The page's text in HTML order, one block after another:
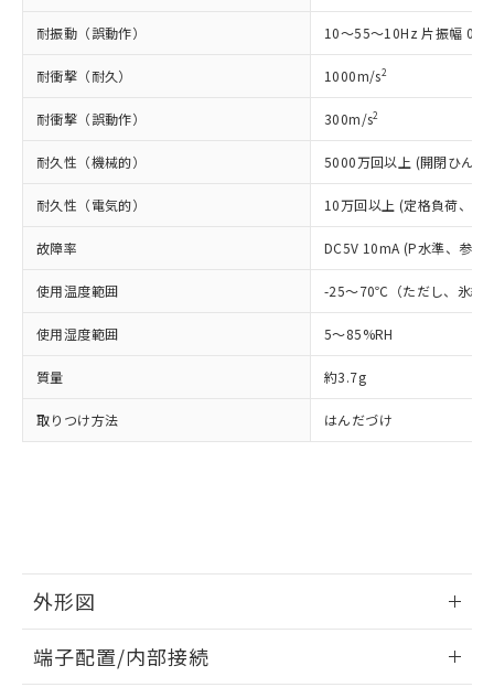
耐振動（誤動作） 10～55～10Hz 片振幅
耐衝撃（耐久） 1000m/s2
耐衝撃（誤動作） 300m/s2
耐久性（機械的） 5000万回以上 (開閉ひん
耐久性（電気的） 10万回以上 (定格負荷、
故障率 DC5V 10mA (P水準、参
使用温度範囲 -25～70℃（ただし、氷結
使用湿度範囲 5～85%RH
質量 約3.7g
取りつけ方法 はんだづけ
外形図
外形図
端子配置/内部接続
準価格とは異なる場合があることをご
了承ください。
正式な納期状況および標準価格はお客
様のお取引先、またはお客様担当のオ
ムロン制御機器販売店・当社販売員に
ご相談ください。
オムロン制御機器販売店や当社販売拠
点は「
」をご確認
ください。
在庫状況および標準価格結果を当社の
事前の承諾なく第三者に漏洩または開
示しないようお願いします。
マイパーツ機能（部品リスト作成サー
ビス）をご利用いただくには、I-Web
メンバーズにご登録されている必要が
お客様が当ウェブサイト上で当社にご
登録された部品リストについて、当社
および当社の共同利用者が、当社の製
品・サービスに関するお客様との取
類(PBB) 1000ppm以下、ポリ臭化ジフェニルエーテル類
(PBDE) 1000ppm以下、フタル酸ビス(2-エチルヘキシ
ル) (DEHP)(別名：DOP) 1000ppm以下、フタル酸ブチ
ルベンジル（BBP） 1000ppm以下、フタル酸ジブチル
（DBP） 1000ppm以下、フタル酸ジイソブチル
但し、RoHS指令で産業用監視および制御機器に対する
図的な使用がないことを確認しています。
部品在庫の切り替え状況などにより、予定
月が前後することがあります。
※3 非含有証明書ダウンロード
下記の非含有証明書をダウンロードするこ
るもので、過去に遡って非含有を証明する
ものではありません。
また、RoHS指令のフタル酸エステル類４
物質の対応では、対応完了までの期間は出
荷製品に未対応品が混在することから備考
ニル類) : 1000ppm、 PBDEs(ポリ臭化ジフェニルエーテ
DBP(フタル酸ジブチル) : 1000ppm、 DIBP(フタル酸ジ
イソブチル) : 1000ppm、 BBP(フタル酸ブチルベンジ
DEHP(フタル酸ビス(2-エチルヘキシル)) : 1000ppm
「ｅ」：有害物質（10物質）のすべてが基
準値以下であることを示します。
「10」：通常の使用状況下において有害物
質が外部に漏えいし、環境に深刻な影響を
及ぼさない年数を意味します。
「－」：未確認です。当社販売部門へお問
とります。
当社は規制貨物を破棄する場合は、完
全に破砕するなど、違法に輸出されな
いよう必要な手段を講じます。
当社は貴社製品を、核兵器、ミサイ
ル、化学兵器、生物兵器またはその他
武器並びにこれらの製造装置等に一切
当社は、貴社製品を第三者に販売する
場合は、上記1、2および3の内容を当
該第三者に通知します。また当社は、
販売先および販売に係わる関係者が違
法に輸出するおそれがある場合は、取
○
一定数には満たないが在庫あり
在庫なし(最新の在庫状況につ
いては、お客様のお取引先、ま
たはお客様担当のオムロン制御
機器販売店・当社販売員にご確
空
受注生産機種、また在庫状況の
情報を公開していない機種